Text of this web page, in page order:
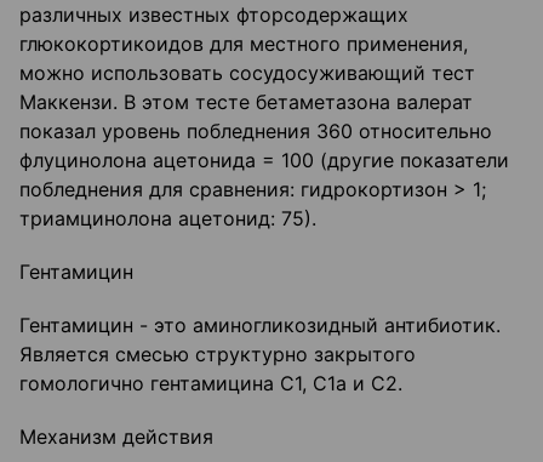
различных известных фторсодержащих
глюкокортикоидов для местного применения,
можно использовать сосудосуживающий тест
Маккензи. В этом тесте бетаметазона валерат
показал уровень побледнения 360 относительно
флуцинолона ацетонида = 100 (другие показатели
побледнения для сравнения: гидрокортизон > 1;
триамцинолона ацетонид: 75).
Гентамицин
Гентамицин - это аминогликозидный антибиотик.
Является смесью структурно закрытого
гомологично гентамицина С1, C1a и С2.
Механизм действия